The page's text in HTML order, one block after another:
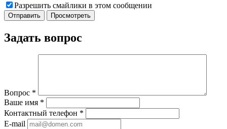
Разрешить смайлики в этом сообщении
Задать вопрос
Вопрос *
Ваше имя *
Контактный телефон *
E-mail